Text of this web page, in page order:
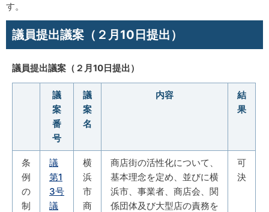
す。
議員提出議案（２月10日提出）
議員提出議案（２月10日提出）
議
案
番
号
議
案
名
内容
結
果
条
例
の
制
議
第1
3号
議
横
浜
市
商
商店街の活性化について、
基本理念を定め、並びに横
浜市、事業者、商店会、関
係団体及び大型店の責務を
可
決